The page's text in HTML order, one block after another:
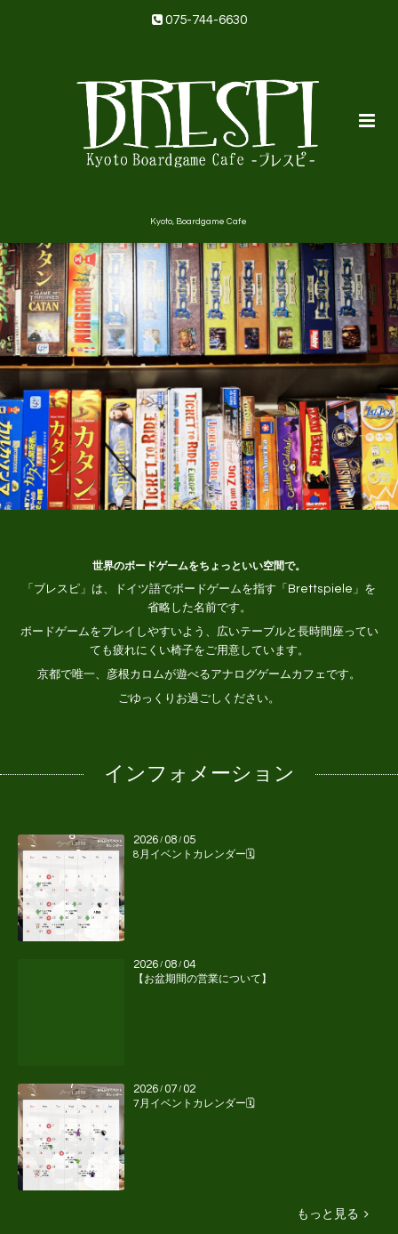
075-744-6630
Kyoto, Boardgame Cafe
世界のボードゲームをちょっといい空間で。
「ブレスピ」は、ドイツ語でボードゲームを指す 「Brettspiele」を
省略した名前です。
ボードゲームをプレイしやすいよう、
広いテーブルと長時間座ってい
ても疲れにくい椅子をご用意しています。
京都で唯一、 彦根カロムが遊べるアナログゲームカフェです。
ごゆっくりお過ごしください。
インフォメーション
2026 / 08 / 05
8月イベントカレンダー🗓️
2026 / 08 / 04
【お盆期間の営業について】
2026 / 07 / 02
7月イベントカレンダー🗓️
もっと見る